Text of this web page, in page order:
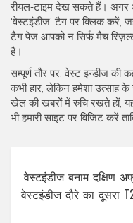
रीयल‑टाइम देख सकते हैं। अगर
‘वेस्टइंडीज’ टैग पर क्लिक करें,
टैग पेज आपको न सिर्फ मैच
है।
सम्पूर्ण तौर पर, वेस्ट इन्डीज की
कभी हार, लेकिन हमेशा उत्साह
खेल की खबरों में रुचि रखते हों,
भी हमारी साइट पर विजिट करें
वेस्टइंडीज बनाम दक्षिण
वेस्टइंडीज दौरे का